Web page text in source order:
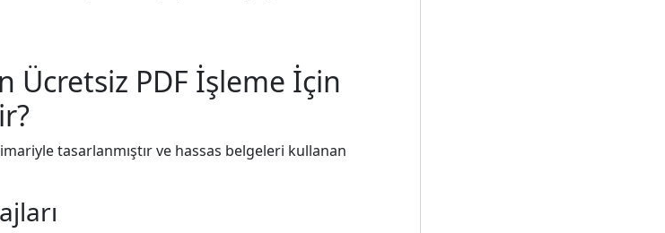
Ücretsiz PDF İşleme İçin
tasarlanmıştır ve hassas belgeleri kullanan